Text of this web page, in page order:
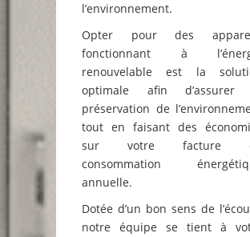
l’environnement.
Opter pour des
fonctionnant à
renouvelable est la
optimale afin d’assurer
préservation de
tout en faisant des
sur votre facture
consommation
annuelle.
Dotée d’un bon sens de
notre équipe se tient à